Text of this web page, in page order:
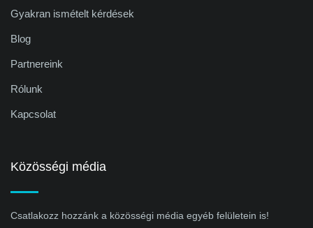
Gyakran ismételt kérdések
Blog
Partnereink
Rólunk
Kapcsolat
Közösségi média
Csatlakozz hozzánk a közösségi média egyéb felületein is!